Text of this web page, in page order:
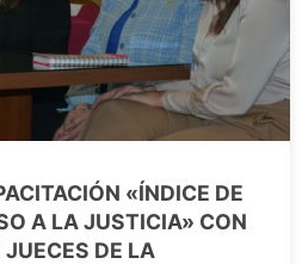
«ÍNDICE DE
A LA JUSTICIA» CON
JUECES DE LA